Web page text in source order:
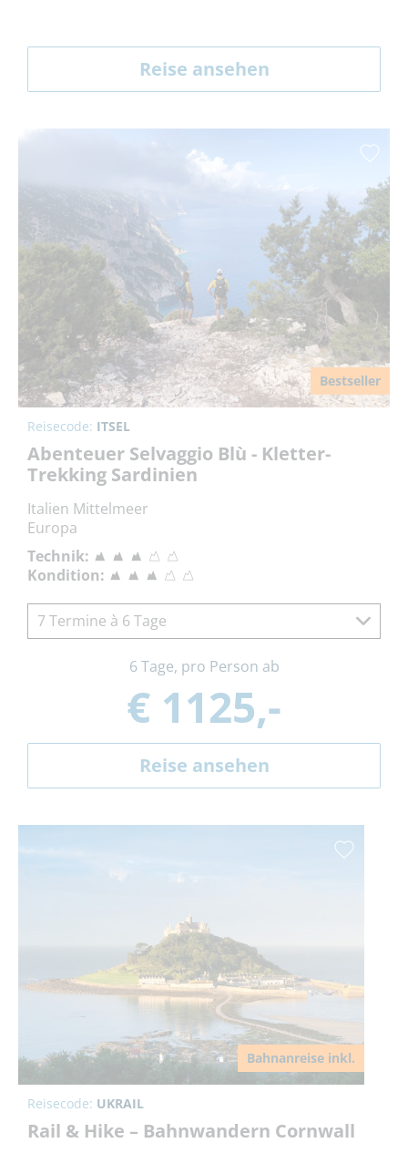
Reise ansehen
Bestseller
Reisecode: ITSEL
Abenteuer Selvaggio Blù - Kletter-
Trekking Sardinien
Italien Mittelmeer
Europa
Technik:
Kondition:
7 Termine à 6 Tage
6 Tage, pro Person ab
€ 1125,-
Reise ansehen
Bahnanreise inkl.
Reisecode: UKRAIL
Rail & Hike – Bahnwandern Cornwall